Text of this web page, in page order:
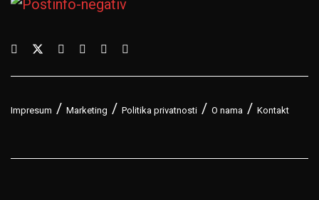
Impresum Marketing Politika privatnosti O nama Kontakt